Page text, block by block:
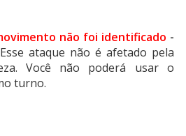
não foi identificado -
ataque não é afetado pela
Você não poderá usar o
turno.